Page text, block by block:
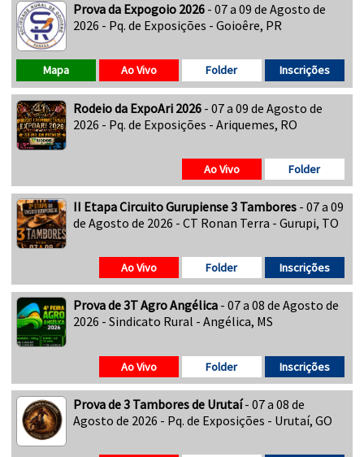
Prova da Expogoio 2026 - 07 a 09 de Agosto de
2026 - Pq. de Exposições - Goioêre, PR
Inscrições
Folder
Ao Vivo
Mapa
Rodeio da ExpoAri 2026 - 07 a 09 de Agosto de
2026 - Pq. de Exposições - Ariquemes, RO
Folder
Ao Vivo
II Etapa Circuito Gurupiense 3 Tambores - 07 a 09
de Agosto de 2026 - CT Ronan Terra - Gurupi, TO
Inscrições
Folder
Ao Vivo
Prova de 3T Agro Angélica - 07 a 08 de Agosto de
2026 - Sindicato Rural - Angélica, MS
Inscrições
Folder
Ao Vivo
Prova de 3 Tambores de Urutaí- 07 a 08 de
Agosto de 2026 - Pq. de Exposições - Urutaí, GO